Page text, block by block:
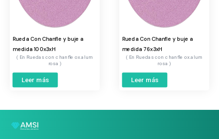
Rueda Con Chanfle y buje a
medida 100x3xH
Ruedas con chanfle ox.alum
rosa
Leer más
Rueda Con Chanfle y buje a
medida 76x3xH
Ruedas con chanfle ox.alum
rosa
Leer más